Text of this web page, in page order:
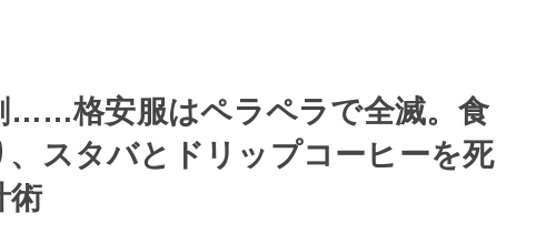
……格安服はペラペラで全滅。食
スタバとドリップコーヒーを死
術